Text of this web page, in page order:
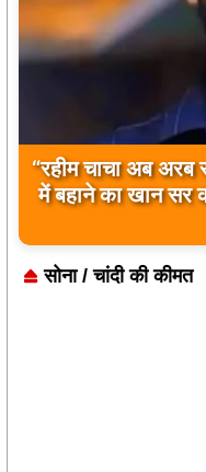
बिलावल भुट्टो
बयान पर भारत के
सोना / चांदी की कीमत